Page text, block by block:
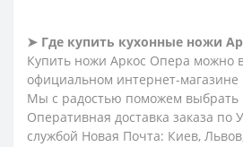
➤ Где купить кухонные ножи
Купить ножи Аркос Опера можно
официальном интернет-
Мы с радостью поможем выбрать
Оперативная доставка заказа по
службой Новая Почта: Киев,